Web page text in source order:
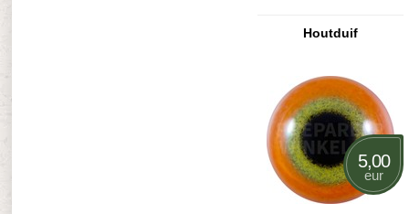
Houtduif
5,00
eur